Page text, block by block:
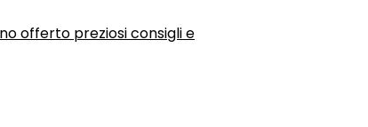
offerto preziosi consigli e